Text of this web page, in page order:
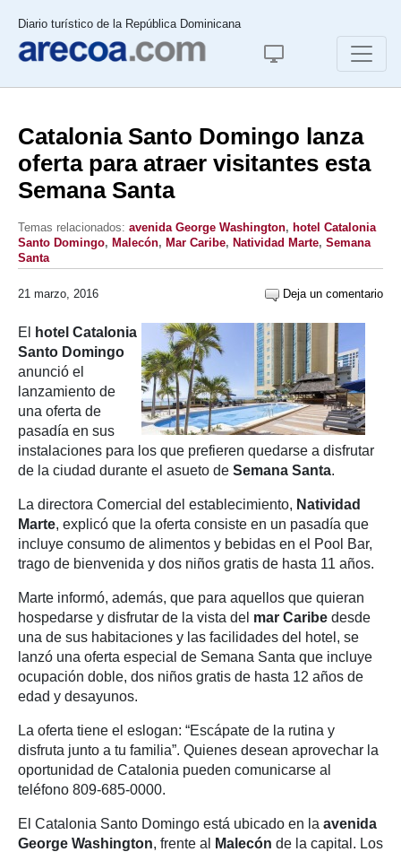
Diario turístico de la República Dominicana
Catalonia Santo Domingo lanza
oferta para atraer visitantes esta
Semana Santa
Temas relacionados: avenida George Washington, hotel Catalonia
Santo Domingo, Malecón, Mar Caribe, Natividad Marte, Semana
Santa
21 marzo, 2016 Deja un comentario
El
hotel Catalonia
Santo Domingo
anunció el
lanzamiento de
una oferta de
pasadía en sus
instalaciones para los que prefieren quedarse a disfrutar
de la ciudad durante el asueto de Semana Santa.
La directora Comercial del establecimiento, Natividad
Marte, explicó que la oferta consiste en un pasadía que
incluye consumo de alimentos y bebidas en el Pool Bar,
trago de bienvenida y dos niños gratis de hasta 11 años.
Marte informó, además, que para aquellos que quieran
hospedarse y disfrutar de la vista del mar Caribe desde
una de sus habitaciones y las facilidades del hotel, se
lanzó una oferta especial de Semana Santa que incluye
ocupación doble, dos niños gratis de hasta 12 años de
edad y desayunos.
La oferta tiene el eslogan: “Escápate de la rutina y
disfruta junto a tu familia”. Quienes desean aprovechar la
oportunidad de Catalonia pueden comunicarse al
teléfono 809-685-0000.
El Catalonia Santo Domingo está ubicado en la avenida
George Washington, frente al Malecón de la capital. Los